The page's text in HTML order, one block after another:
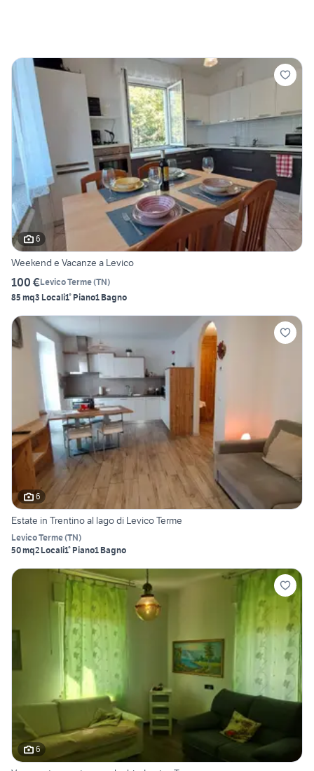
6
Weekend e Vacanze a Levico
100 €Levico Terme(TN)
85 mq3 Locali1° Piano1 Bagno
6
Estate in Trentino al lago di Levico Terme
Levico Terme(TN)
50 mq2 Locali1° Piano1 Bagno
6